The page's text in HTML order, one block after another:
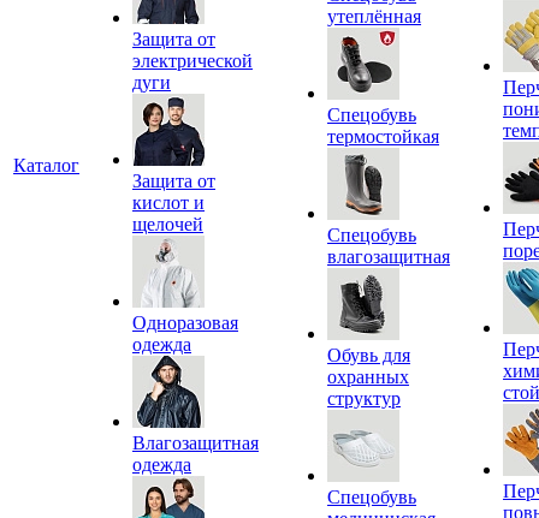
Каталог
Защита от
электрической
дуги
Защита от
кислот и
щелочей
Одноразовая
одежда
Влагозащитная
одежда
утеплённая
Спецобувь
термостойкая
Спецобувь
влагозащитная
Обувь для
охранных
структур
Спецобувь